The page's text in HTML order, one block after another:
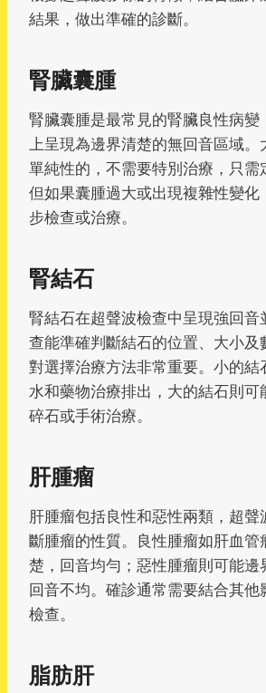
結果，做出準確的診斷。
腎臟囊腫
腎臟囊腫是最常見的腎臟良性病變
上呈現為邊界清楚的無回音區域
單純性的，不需要特別治療，只需
但如果囊腫過大或出現複雜性變化
步檢查或治療。
腎結石
腎結石在超聲波檢查中呈現強回音
查能準確判斷結石的位置、大小及
對選擇治療方法非常重要。小的結
水和藥物治療排出，大的結石則可
碎石或手術治療。
肝腫瘤
肝腫瘤包括良性和惡性兩類，超聲
斷腫瘤的性質。良性腫瘤如肝血管
楚，回音均勻；惡性腫瘤則可能邊
回音不均。確診通常需要結合其他
檢查。
脂肪肝